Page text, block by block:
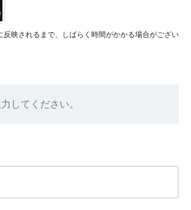
反映されるまで、しばらく時間がかかる場合がござい
してください。